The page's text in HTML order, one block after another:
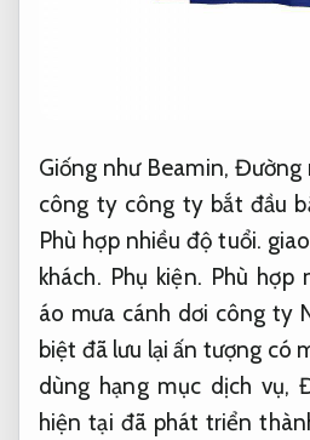
Giống như Beamin, Đường
công ty công ty bắt đầu
Phù hợp nhiều độ tuổi.
khách. Phụ kiện. Phù hợp
áo mưa cánh dơi công ty
biệt đã lưu lại ấn tượng có
dùng hạng mục dịch vụ,
hiện tại đã phát triển